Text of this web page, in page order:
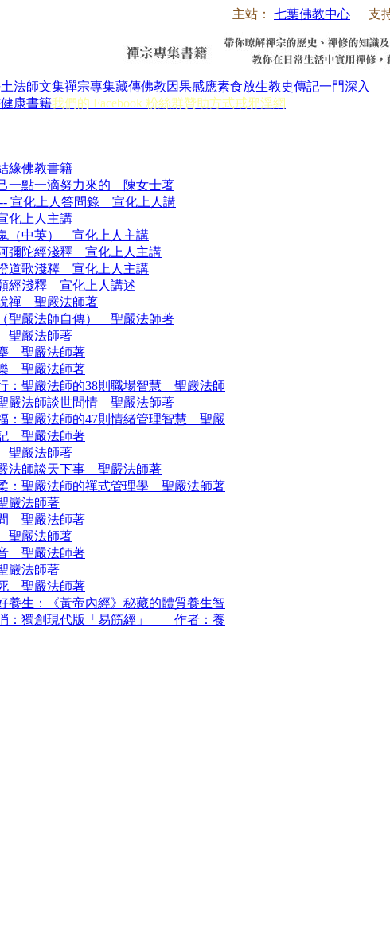
主站： 七葉佛教中心 支
法師文集禪宗專集藏傳佛教因果感應素食放生教史傳記一門深入
健康書籍我們的 Facebook 粉絲群贊助方式戒邪淫網
緣佛教書籍
一點一滴努力來的 陳女士著
宣化上人答問錄 宣化上人講
化上人主講
（中英） 宣化上人主講
彌陀經淺釋 宣化上人主講
道歌淺釋 宣化上人主講
經淺釋 宣化上人講述
禪 聖嚴法師著
聖嚴法師自傳） 聖嚴法師著
聖嚴法師著
聖嚴法師著
聖嚴法師著
：聖嚴法師的38則職場智慧 聖嚴法師
嚴法師談世間情 聖嚴法師著
：聖嚴法師的47則情緒管理智慧 聖嚴
聖嚴法師著
聖嚴法師著
法師談天下事 聖嚴法師著
：聖嚴法師的禪式管理學 聖嚴法師著
嚴法師著
聖嚴法師著
聖嚴法師著
聖嚴法師著
嚴法師著
聖嚴法師著
養生：《黃帝內經》秘藏的體質養生智
：獨創現代版「易筋經」 作者：養